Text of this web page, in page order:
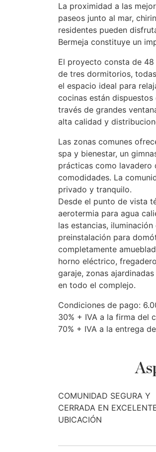
La proximidad a las
paseos junto al mar,
residentes pueden
Bermeja constituye un
El proyecto consta de
de tres dormitorios,
el espacio ideal para
cocinas están
través de grandes
alta calidad y
Las zonas comunes
spa y bienestar, un
prácticas como lavadero
comodidades. La
privado y tranquilo.
Desde el punto de vista
aerotermia para agua
las estancias,
preinstalación para
completamente
horno eléctrico,
garaje, zonas
en todo el complejo.
Condiciones de pago:
30% + IVA a la firma del
70% + IVA a la entrega
COMUNIDAD SEGURA Y
CERRADA EN
UBICACIÓN